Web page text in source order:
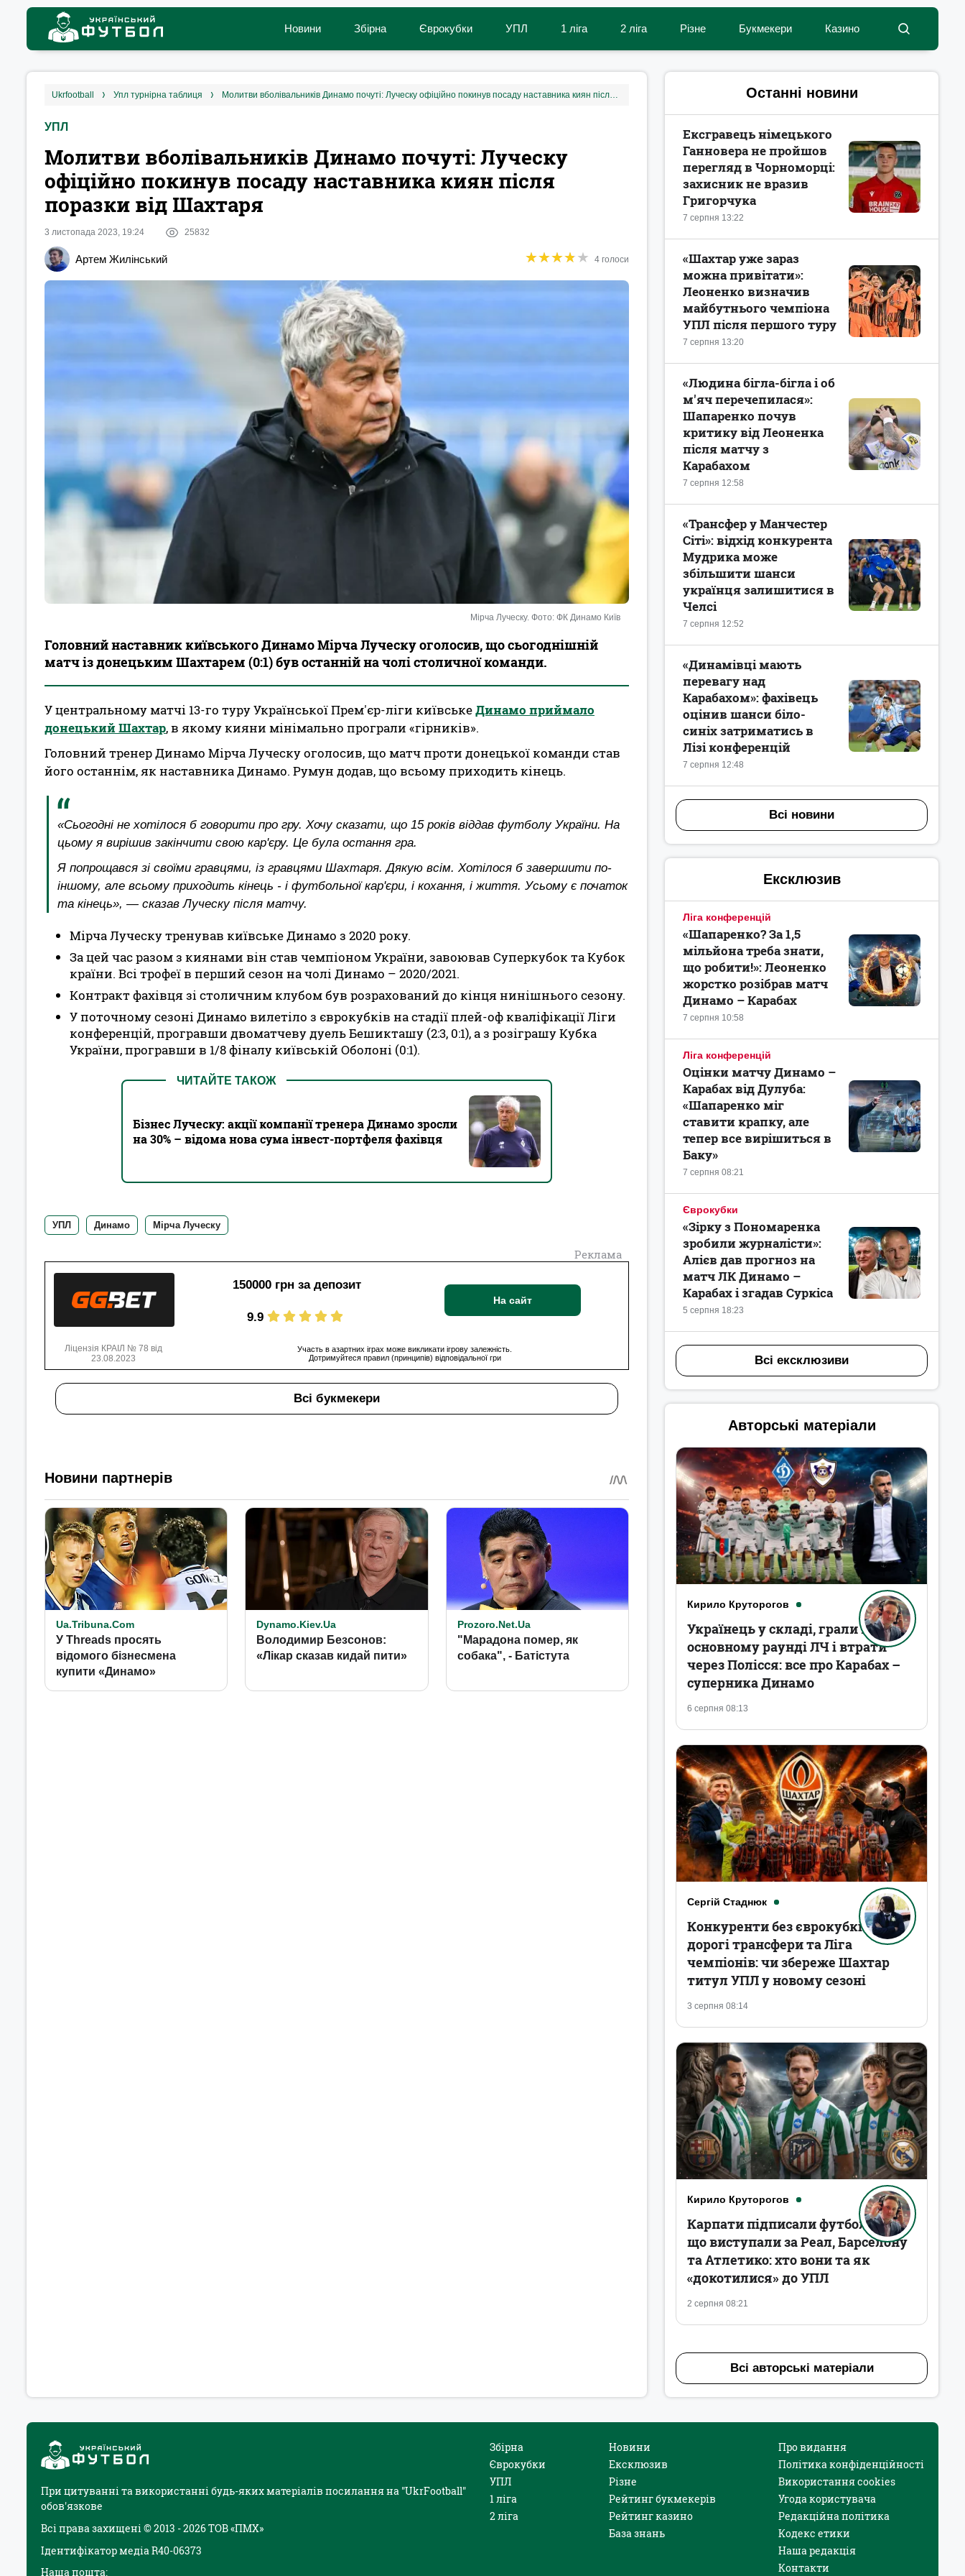
Новини Збірна Єврокубки УПЛ 1 ліга 2 ліга Різне Букмекери Казино
ukrfootball упл турнірна таблиця Молитви вболівальників Динамо почуті: Луческу офіційно покинув посаду наставника киян після поразки від Шахтаря
УПЛ
Молитви вболівальників Динамо почуті: Луческу
офіційно покинув посаду наставника киян після
поразки від Шахтаря
3 листопада 2023, 19:24 25832
Артем Жилінський ★★★★★
★★★★★ 4 голоси
Мірча Луческу. Фото: ФК Динамо Київ
Головний наставник київського Динамо Мірча Луческу оголосив, що сьогоднішній
матч із донецьким Шахтарем (0:1) був останній на чолі столичної команди.
У центральному матчі 13-го туру Української Прем'єр-ліги київськеДинамо приймало
донецький Шахтар, в якому кияни мінімально програли «гірників».
Головний тренер Динамо Мірча Луческу оголосив, що матч проти донецької команди став
його останнім, як наставника Динамо. Румун додав, що всьому приходить кінець.
«Сьогодні не хотілося б говорити про гру. Хочу сказати, що 15 років віддав футболу України. На
цьому я вирішив закінчити свою кар'єру. Це була остання гра.
Я попрощався зі своїми гравцями, із гравцями Шахтаря. Дякую всім. Хотілося б завершити по-
іншому, але всьому приходить кінець - і футбольної кар'єри, і кохання, і життя. Усьому є початок
та кінець», — сказав Луческу після матчу.
Мірча Луческу тренував київське Динамо з 2020 року.
За цей час разом з киянами він став чемпіоном України, завоював Суперкубок та Кубок
країни. Всі трофеї в перший сезон на чолі Динамо – 2020/2021.
Контракт фахівця зі столичним клубом був розрахований до кінця нинішнього сезону.
У поточному сезоні Динамо вилетіло з єврокубків на стадії плей-оф кваліфікації Ліги
конференцій, програвши двоматчеву дуель Бешикташу (2:3, 0:1), а з розіграшу Кубка
України, програвши в 1/8 фіналу київській Оболоні (0:1).
ЧИТАЙТЕ ТАКОЖ
Бізнес Луческу: акції компанії тренера Динамо зросли
на 30% – відома нова сума інвест-портфеля фахівця
УПЛ Динамо Мірча Луческу
Реклама
150000 грн за депозит
9.9
На сайт
Ліцензія КРАІЛ № 78 від
23.08.2023
Участь в азартних іграх може викликати ігрову залежність.
Дотримуйтеся правил (принципів) відповідальної гри
Всі букмекери
Останні новини
7 серпня 13:22
Ексгравець німецького
Ганновера не пройшов
перегляд в Чорноморці:
захисник не вразив
Григорчука
7 серпня 13:20
«Шахтар уже зараз
можна привітати»:
Леоненко визначив
майбутнього чемпіона
УПЛ після першого туру
7 серпня 12:58
«Людина бігла-бігла і об
м'яч перечепилася»:
Шапаренко почув
критику від Леоненка
після матчу з
Карабахом
7 серпня 12:52
«Трансфер у Манчестер
Сіті»: відхід конкурента
Мудрика може
збільшити шанси
українця залишитися в
Челсі
7 серпня 12:48
«Динамівці мають
перевагу над
Карабахом»: фахівець
оцінив шанси біло-
синіх затриматись в
Лізі конференцій
Всі новини
Ексклюзив
Ліга конференцій
7 серпня 10:58
«Шапаренко? За 1,5
мільйона треба знати,
що робити!»: Леоненко
жорстко розібрав матч
Динамо – Карабах
Ліга конференцій
7 серпня 08:21
Оцінки матчу Динамо –
Карабах від Дулуба:
«Шапаренко міг
ставити крапку, але
тепер все вирішиться в
Баку»
Єврокубки
5 серпня 18:23
«Зірку з Пономаренка
зробили журналісти»:
Алієв дав прогноз на
матч ЛК Динамо –
Карабах і згадав Суркіса
Всі ексклюзиви
Авторські матеріали
Кирило Круторогов
6 серпня 08:13
Українець у складі, грали в
основному раунді ЛЧ і втрати
через Полісся: все про Карабах –
суперника Динамо
Сергій Стаднюк
3 серпня 08:14
Конкуренти без єврокубків,
дорогі трансфери та Ліга
чемпіонів: чи збереже Шахтар
титул УПЛ у новому сезоні
Кирило Круторогов
2 серпня 08:21
Карпати підписали футболістів,
що виступали за Реал, Барселону
та Атлетико: хто вони та як
«докотилися» до УПЛ
Всі авторські матеріали
При цитуванні та використанні будь-яких матеріалів посилання на "UkrFootball"
обов'язкове
Всі права захищені © 2013 - 2026 ТОВ «ПМХ»
Ідентифікатор медіа R40-06373
Наша пошта:
Збірна
Єврокубки
УПЛ
1 ліга
2 ліга
Новини
Ексклюзив
Різне
Рейтинг букмекерів
Рейтинг казино
База знань
Про видання
Політика конфіденційності
Використання cookies
Угода користувача
Редакційна політика
Кодекс етики
Наша редакція
Контакти